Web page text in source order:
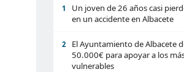
1
Un joven de 26 años casi
en un accidente en Albacete
2
El Ayuntamiento de Albacete
50.000€ para apoyar a los
vulnerables